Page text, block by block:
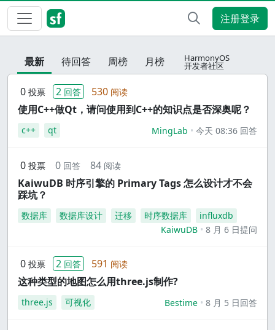
注册登录
最新 待回答 周榜 月榜 HarmonyOS
开发者社区
0 投票 2 回答 530 阅读
使用C++做Qt，请问使用到C++的知识点是否深奥呢？
c++ qt MingLab 今天 08:36 回答
0 投票 0 回答 84 阅读
KaiwuDB 时序引擎的 Primary Tags 怎么设计才不会
踩坑？
数据库 数据库设计 迁移 时序数据库
influxdb
KaiwuDB
8 月 6 日提问
0 投票 2 回答 591 阅读
这种类型的地图怎么用three.js制作?
three.js 可视化 Bestime 8 月 5 日回答